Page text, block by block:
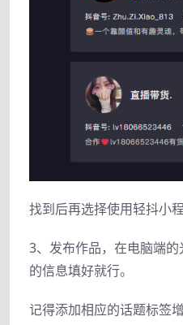
找到后再选择使用轻抖小
3、发布作品，在电脑端
的信息填好就行。
记得添加相应的话题标签